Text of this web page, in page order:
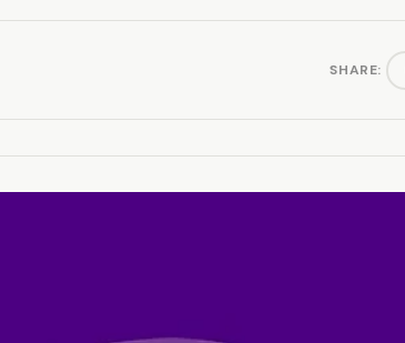
SHARE: